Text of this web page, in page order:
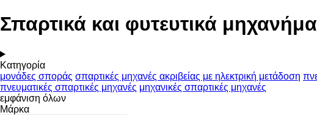
Σπαρτικά και φυτευτικά
Κατηγορία
μονάδες σποράς σπαρτικές μηχανές ακριβείας με ηλεκτρική μετάδοση
πνευματικές σπαρτικές μηχανές μηχανικές σπαρτικές μηχανές
εμφάνιση όλων
Μάρκα